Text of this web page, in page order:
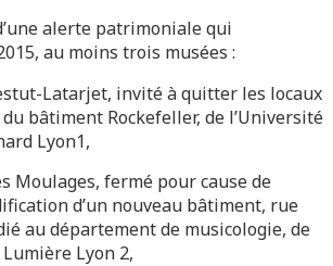
alerte patrimoniale qui
au moins trois musées :
Latarjet, invité à quitter les locaux
bâtiment Rockefeller, de l’Université
Lyon1,
Moulages, fermé pour cause de
d’un nouveau bâtiment, rue
au département de musicologie, de
Lyon 2,